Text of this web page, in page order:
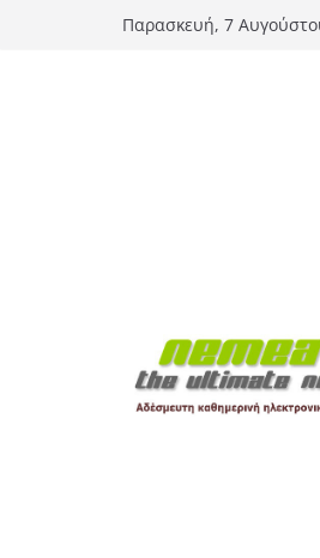
Παρασκευή, 7